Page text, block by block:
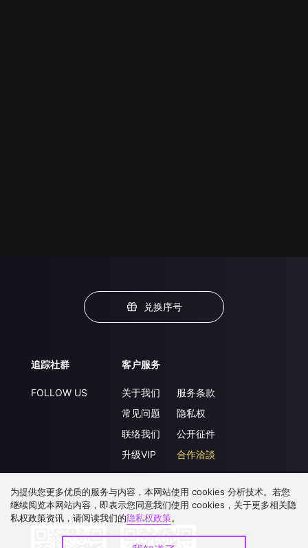
兑换序号
追踪社群
FOLLOW US
客户服务
关于我们
常见问题
联络我们
升级VIP
服务条款
隐私权
公开征件
合作洽談
下载 APP
为提供您更多优质的服务与内容，本网站使用 cookies 分析技术。若您
继续阅览本网站内容，即表示您同意我们使用 cookies，关于更多相关隐
私权政策资讯，请阅读我们的隐私权政策。